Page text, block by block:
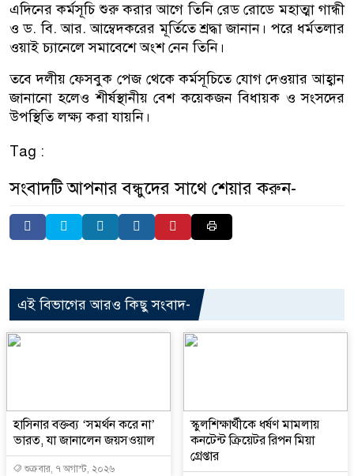
এদিনের কর্মসূচি শুরু করার আগে তিনি রেড রোডে মহাত্মা গান্ধী
ও ড. বি. আর. আম্বেদকরের মূর্তিতে শ্রদ্ধা জানান। পরে ধর্মতলার
ওয়াই চ্যানেলে সমাবেশে অংশ নেন তিনি।
তবে দলীয় ফেসবুক পেজ থেকে কর্মসূচিতে যোগ দেওয়ার আহ্বান
জানানো হলেও শীর্ষস্থানীয় বেশ কয়েকজন বিধায়ক ও সংসদের
উপস্থিতি লক্ষ্য করা যায়নি।
Tag :
সংবাদটি আপনার বন্ধুদের সাথে শেয়ার করুন-
এই বিভাগের আরও কিছু সংবাদ-
হাসিনার বক্তব্য ‘সমর্থন করে না’
ভারত, যা জানালেন জয়সওয়াল
শুক্রবার, ৭ অগাস্ট, ২০২৬
স্কুলশিক্ষার্থীকে ধর্ষণ মামলায়
কনটেন্ট ক্রিয়েটর রিপন মিয়া
গ্রেপ্তার